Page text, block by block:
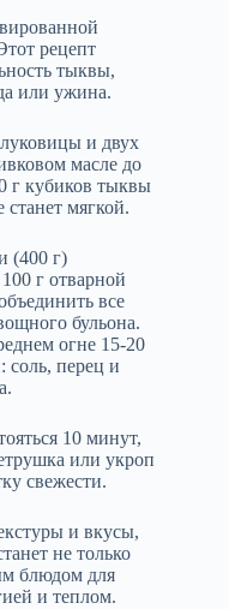
рецепт
тыквы,
или ужина.
и двух
масле до
г кубиков тыквы
мягкой.
(400 г)
г отварной
все
бульона.
огне 15-20
соль, перец и
10 минут,
или укроп
свежести.
и вкусы,
не только
блюдом для
и теплом.